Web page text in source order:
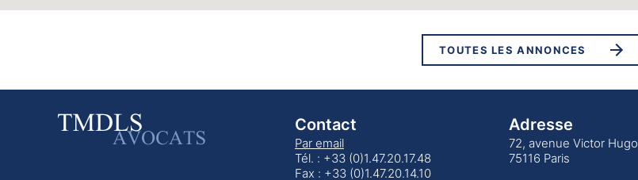
TOUTES LES ANNONCES
Contact
Par email
Tél. : +33 (0)1.47.20.17.48
Fax : +33 (0)1.47.20.14.10
Adresse
72, avenue Victor Hugo
75116 Paris